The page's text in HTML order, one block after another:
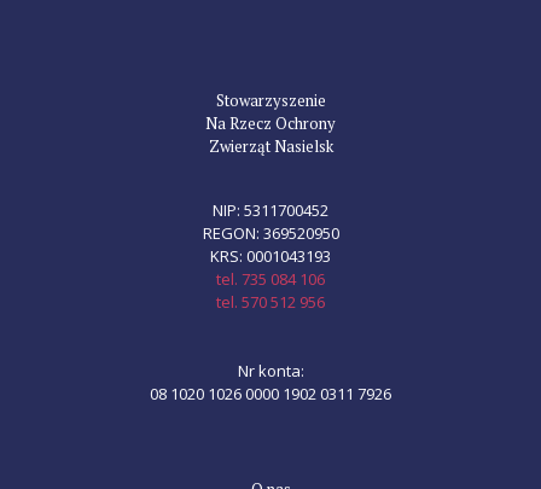
Stowarzyszenie
Na Rzecz Ochrony
Zwierząt Nasielsk
NIP: 5311700452
REGON: 369520950
KRS: 0001043193
tel. 735 084 106
tel. 570 512 956
Nr konta:
08 1020 1026 0000 1902 0311 7926